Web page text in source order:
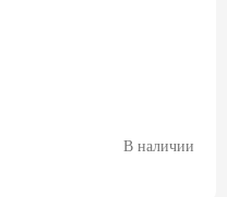
В наличии